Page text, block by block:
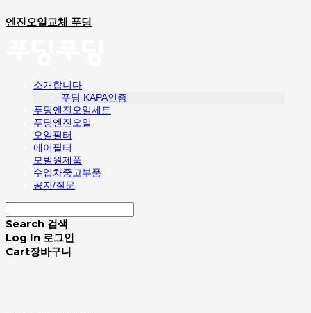
엔진오일교체 푸딩
소개합니다
푸딩 KAPA인증
푸딩엔진오일세트
푸딩엔진오일
오일필터
에어필터
모빌원제품
수입차중고부품
공지/질문
Search 검색
Log In 로그인
Cart장바구니